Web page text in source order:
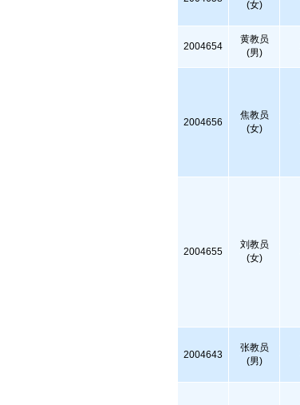
(女)
2004654
黄教员
(男)
2004656
焦教员
(女)
2004655
刘教员
(女)
2004643
张教员
(男)